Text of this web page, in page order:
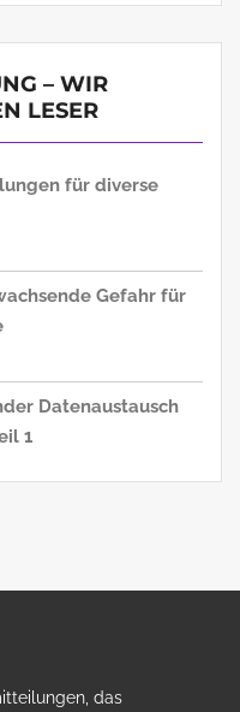
– WIR
LESER
für diverse
Gefahr für
Datenaustausch
1
das